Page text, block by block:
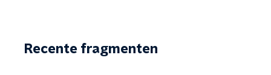
Recente fragmenten